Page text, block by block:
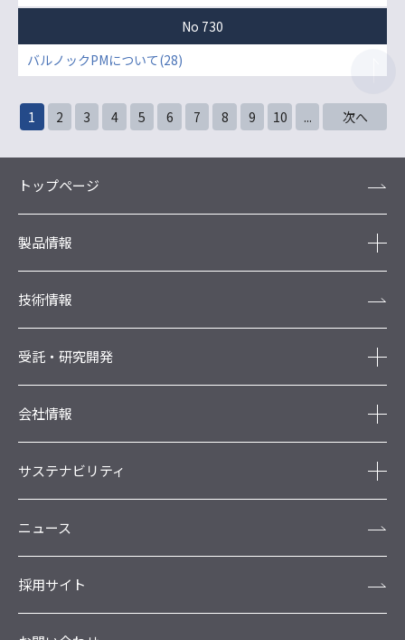
No 730
バルノックPMについて(28)
1 2 3 4 5 6 7 8 9 10 ... 次へ
トップページ
製品情報
技術情報
受託・研究開発
会社情報
サステナビリティ
ニュース
採用サイト